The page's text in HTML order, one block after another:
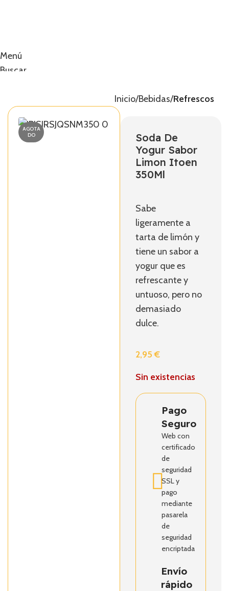
Menú
Buscar
Inicio Bebidas Refrescos
AGOTA
DO
Soda De
Yogur Sabor
Limon Itoen
350Ml
Sabe
ligeramente a
tarta de limón y
tiene un sabor a
yogur que es
refrescante y
untuoso, pero no
demasiado
dulce.
2,95€
Sin existencias
Pago
Seguro
Web con
certificado
de
seguridad
SSL y
pago
mediante
pasarela
de
seguridad
encriptada
Envío
rápido